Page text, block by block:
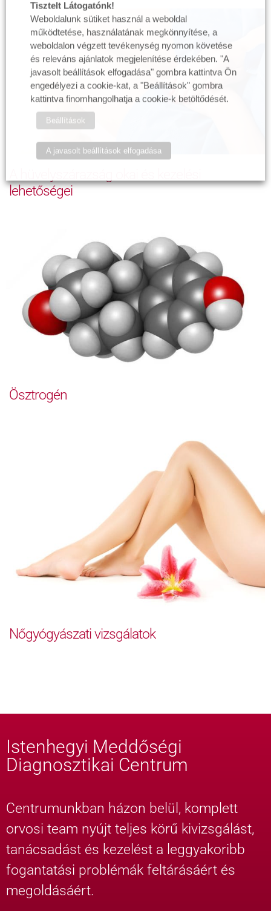
lehetőségei
Ösztrogén
Nőgyógyászati vizsgálatok
Istenhegyi Meddőségi
Diagnosztikai Centrum
Centrumunkban házon belül, komplett
orvosi team nyújt teljes körű kivizsgálást,
tanácsadást és kezelést a leggyakoribb
fogantatási problémák feltárásáért és
megoldásáért.
Tisztelt Látogatónk!
Weboldalunk sütiket használ a weboldal
működtetése, használatának megkönnyítése, a
weboldalon végzett tevékenység nyomon követése
és releváns ajánlatok megjelenítése érdekében. "A
javasolt beállítások elfogadása" gombra kattintva Ön
engedélyezi a cookie-kat, a "Beállítások" gombra
kattintva finomhangolhatja a cookie-k betöltődését.
Beállítások
A javasolt beállítások elfogadása